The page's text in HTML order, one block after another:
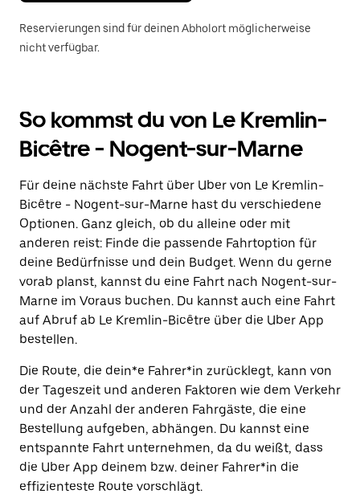
schließen.
Reservierungen sind für deinen Abholort möglicherweise
nicht verfügbar.
So kommst du von Le Kremlin-
Bicêtre - Nogent-sur-Marne
Für deine nächste Fahrt über Uber von Le Kremlin-
Bicêtre - Nogent-sur-Marne hast du verschiedene
Optionen. Ganz gleich, ob du alleine oder mit
anderen reist: Finde die passende Fahrtoption für
deine Bedürfnisse und dein Budget. Wenn du gerne
vorab planst, kannst du eine Fahrt nach Nogent-sur-
Marne im Voraus buchen. Du kannst auch eine Fahrt
auf Abruf ab Le Kremlin-Bicêtre über die Uber App
bestellen.
Die Route, die dein*e Fahrer*in zurücklegt, kann von
der Tageszeit und anderen Faktoren wie dem Verkehr
und der Anzahl der anderen Fahrgäste, die eine
Bestellung aufgeben, abhängen. Du kannst eine
entspannte Fahrt unternehmen, da du weißt, dass
die Uber App deinem bzw. deiner Fahrer*in die
effizienteste Route vorschlägt.